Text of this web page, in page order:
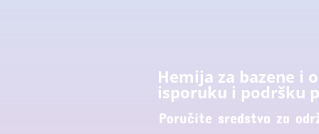
Hemija za bazene i
isporuku i podršku
Poručite sredstva za